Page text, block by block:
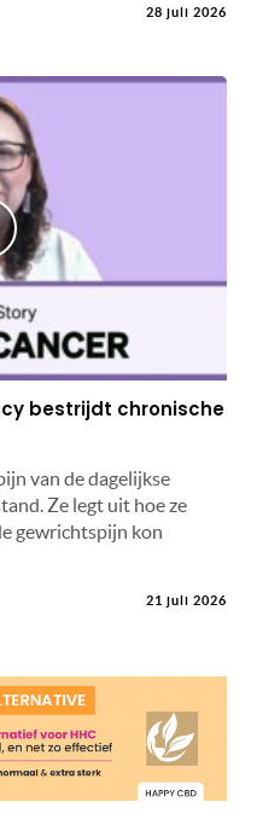
28 juli 2026
bestrijdt chronische
van de dagelijkse
Ze legt uit hoe ze
gewrichtspijn kon
21 juli 2026